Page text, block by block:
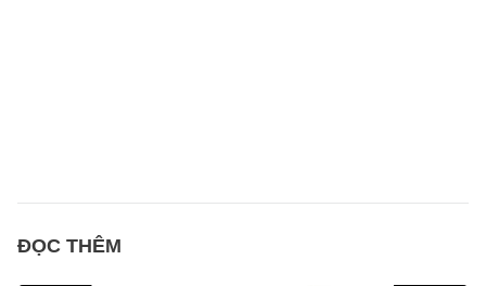
ĐỌC THÊM